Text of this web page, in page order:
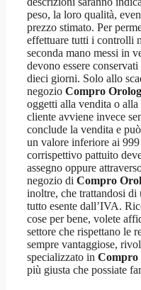
peso, la loro qualità,
prezzo stimato. Per
effettuare tutti i controlli
seconda mano messi in
devono essere
dieci giorni. Solo allo
negozio Compro
oggetti alla vendita o
cliente avviene invece
conclude la vendita e
un valore inferiore ai
corrispettivo pattuito
assegno oppure
negozio di Compro
inoltre, che trattandosi di
tutto esente dall’IVA.
cose per bene, volete
settore che rispettano le
sempre vantaggiose,
specializzato in Compro
più giusta che possiate